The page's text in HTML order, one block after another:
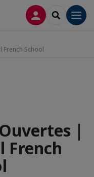
CONNEXION
School
|